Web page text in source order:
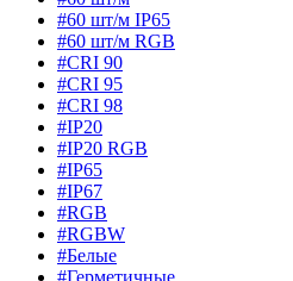
#60 шт/м IP65
#60 шт/м RGB
#CRI 90
#CRI 95
#CRI 98
#IP20
#IP20 RGB
#IP65
#IP67
#RGB
#RGBW
#Белые